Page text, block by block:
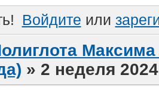
Войдите или
» 2 неделя